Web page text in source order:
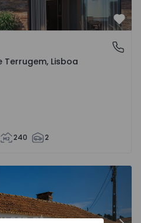
Lisboa
Terrugem, Lisboa
240 2
o-Velho, Arazede -